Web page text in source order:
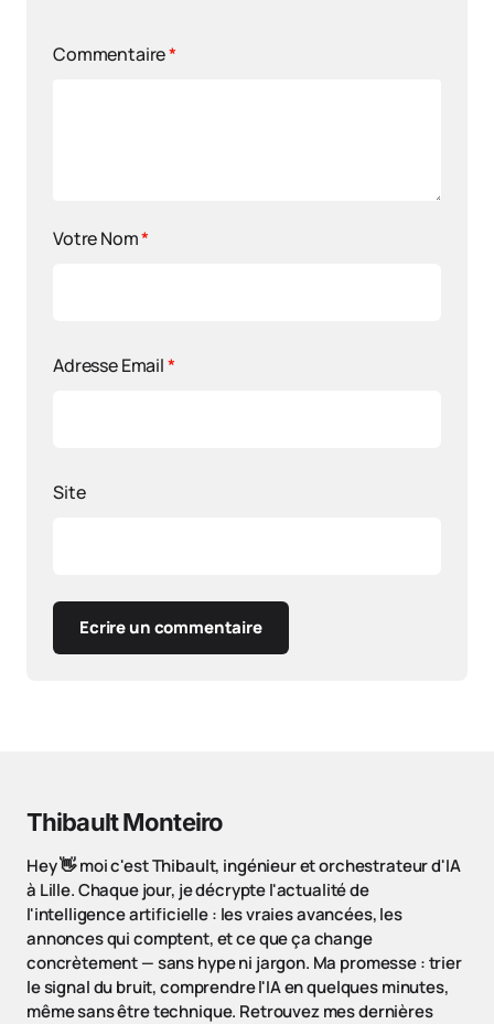
Commentaire*
Votre Nom*
Adresse Email*
Site
Ecrire un commentaire
Thibault Monteiro
Hey 👋 moi c'est Thibault, ingénieur et orchestrateur d'IA
à Lille. Chaque jour, je décrypte l'actualité de
l'intelligence artificielle : les vraies avancées, les
annonces qui comptent, et ce que ça change
concrètement — sans hype ni jargon. Ma promesse : trier
le signal du bruit, comprendre l'IA en quelques minutes,
même sans être technique. Retrouvez mes dernières